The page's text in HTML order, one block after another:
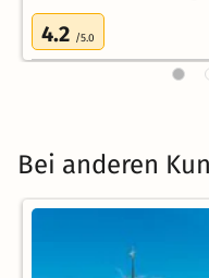
4.2 /5.0
Bei anderen